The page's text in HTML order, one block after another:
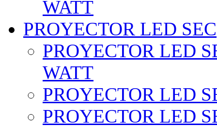
WATT
PROYECTOR LED SEC
PROYECTOR LED
WATT
PROYECTOR LED
PROYECTOR LED